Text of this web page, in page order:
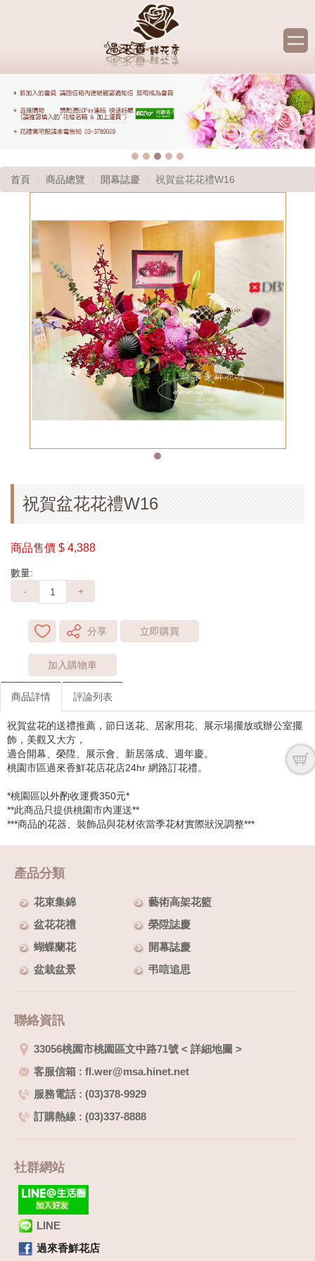
首頁 商品總覽 開幕誌慶 祝賀盆花花禮W16
祝賀盆花花禮W16
商品售價 $ 4,388
數量:
-
+
分享 立即購買
加入購物車
商品詳情 評論列表
祝賀盆花的送禮推薦，節日送花、居家用花、展示場擺放或辦公室擺
飾，美觀又大方，
適合開幕、榮陞、展示會、新居落成、週年慶。
桃園市區過來香鮮花店花店24hr 網路訂花禮。
*桃園區以外酌收運費350元*
**此商品只提供桃園市內運送**
***商品的花器、裝飾品與花材依當季花材實際狀況調整***
產品分類
花束集錦
盆花花禮
蝴蝶蘭花
盆栽盆景
藝術高架花籃
榮陞誌慶
開幕誌慶
弔唁追思
聯絡資訊
33056桃園市桃園區文中路71號 < 詳細地圖 >
客服信箱 : fl.wer@msa.hinet.net
服務電話 : (03)378-9929
訂購熱線 : (03)337-8888
社群網站
LINE
過來香鮮花店